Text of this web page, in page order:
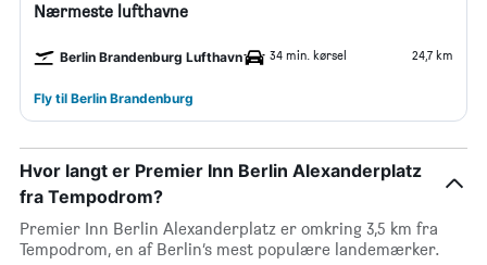
Nærmeste lufthavne
Berlin Brandenburg Lufthavn 34 min. kørsel 24,7 km
Fly til Berlin Brandenburg
Hvor langt er Premier Inn Berlin Alexanderplatz
fra Tempodrom?
Premier Inn Berlin Alexanderplatz er omkring 3,5 km fra
Tempodrom, en af Berlin’s mest populære landemærker.